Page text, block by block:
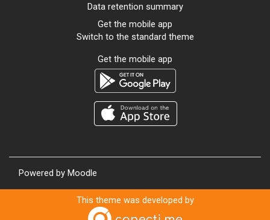
Data retention summary
Get the mobile app
Switch to the standard theme
Get the mobile app
Powered by Moodle
This theme was developed by